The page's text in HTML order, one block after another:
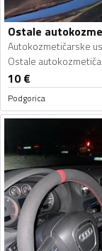
Autokozmetičarske
10€
Podgorica